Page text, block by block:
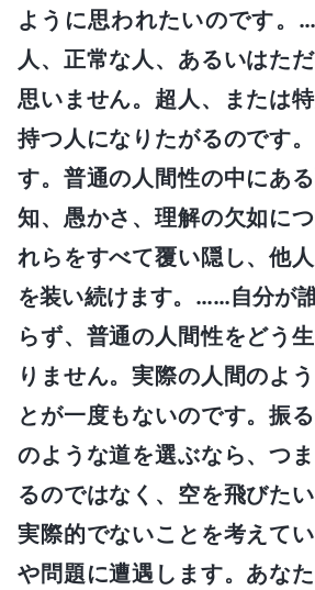
ように思われたいのです。
人、正常な人、あるいはた
思いません。超人、または
持つ人になりたがるのです
す。普通の人間性の中にあ
知、愚かさ、理解の欠如に
れらをすべて覆い隠し、他
を装い続けます。……自分が
らず、普通の人間性をどう
りません。実際の人間のよ
とが一度もないのです。振
のような道を選ぶなら、つ
るのではなく、空を飛びた
実際的でないことを考えて
や問題に遭遇します。あな